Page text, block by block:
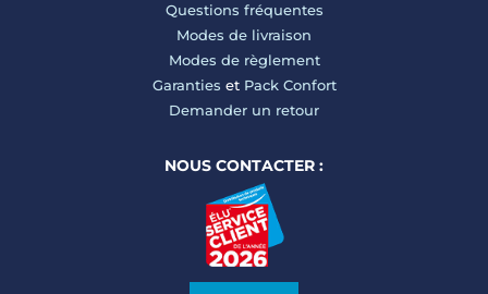
Questions fréquentes
Modes de livraison
Modes de règlement
Garanties et Pack Confort
Demander un retour
NOUS CONTACTER :